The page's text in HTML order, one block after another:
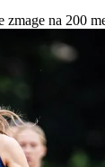
na 200